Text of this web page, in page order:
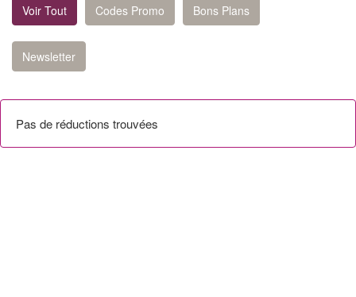
Voir Tout Codes Promo Bons Plans
Newsletter
Pas de réductions trouvées